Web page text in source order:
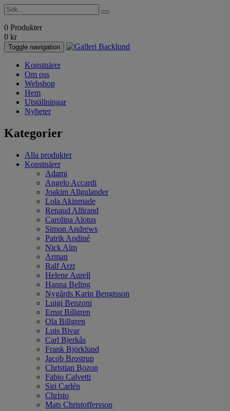
0 Produkter
0 kr
Toggle navigation
Konstnärer
Om oss
Webshop
Hem
Utställningar
Nyheter
Kategorier
Alla produkter
Konstnärer
Adami
Angelo Accardi
Joakim Allgulander
Lola Akinmade
Renaud Allirand
Carolina Alotus
Simon Andrews
Patrik Andiné
Nick Alm
Arman
Ralf Arzt
Helene Aurell
Hanna Beling
Nygårds Karin Bengtsson
Luigi Benzoni
Ernst Billgren
Ola Billgren
Luis Bivar
Carl Bjerkås
Frank Björklund
Jacob Brostrup
Christian Bozon
Fabio Calvetti
Siri Carlén
Christo
Mats Christoffersson